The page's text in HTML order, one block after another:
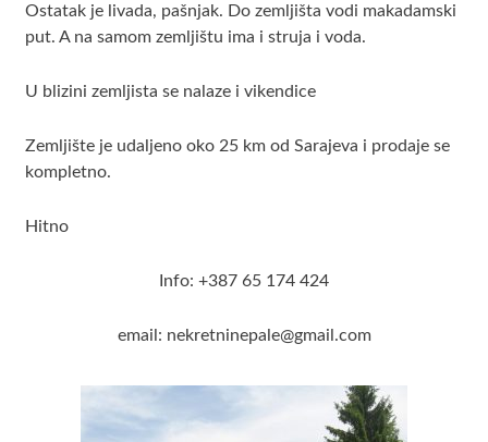
Ostatak je livada, pašnjak. Do zemljišta vodi makadamski
put. A na samom zemljištu ima i struja i voda.
U blizini zemljista se nalaze i vikendice
Zemljište je udaljeno oko 25 km od Sarajeva i prodaje se
kompletno.
Hitno
Info: +387 65 174 424
email: nekretninepale@gmail.com